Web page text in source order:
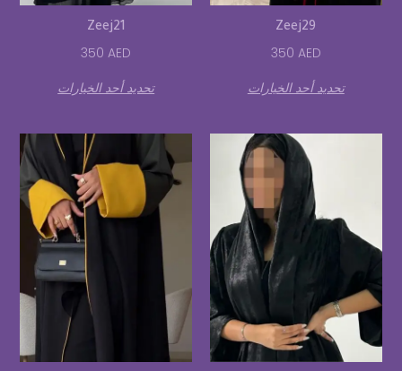
Zeej29
350 AED
تحديد أحد الخيارات
Zeej21
350AED
تحديد أحد الخيارات